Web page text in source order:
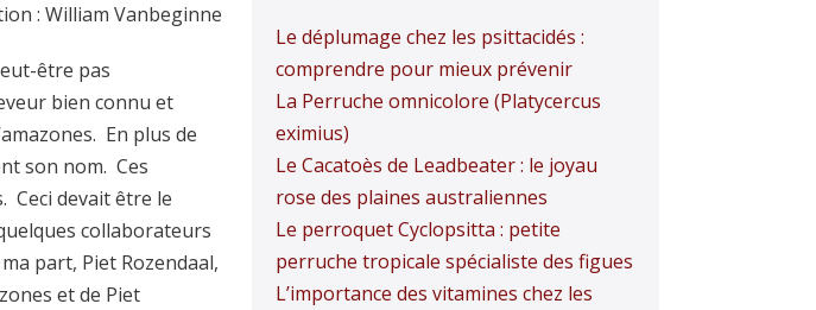
: William Vanbeginne
être pas
bien connu et
En plus de
son nom. Ces
Ceci devait être le
collaborateurs
part, Piet Rozendaal,
et de Piet
Le déplumage chez les psittacidés :
comprendre pour mieux prévenir
La Perruche omnicolore (Platycercus
eximius)
Le Cacatoès de Leadbeater : le joyau
rose des plaines australiennes
Le perroquet Cyclopsitta : petite
perruche tropicale spécialiste des figues
L’importance des vitamines chez les